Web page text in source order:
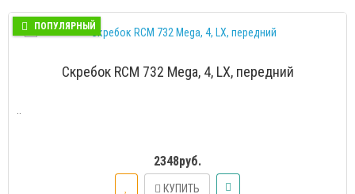
ПОПУЛЯРНЫЙ
Скребок RCM 732 Mega, 4, LX, передний
2348руб.
КУПИТЬ